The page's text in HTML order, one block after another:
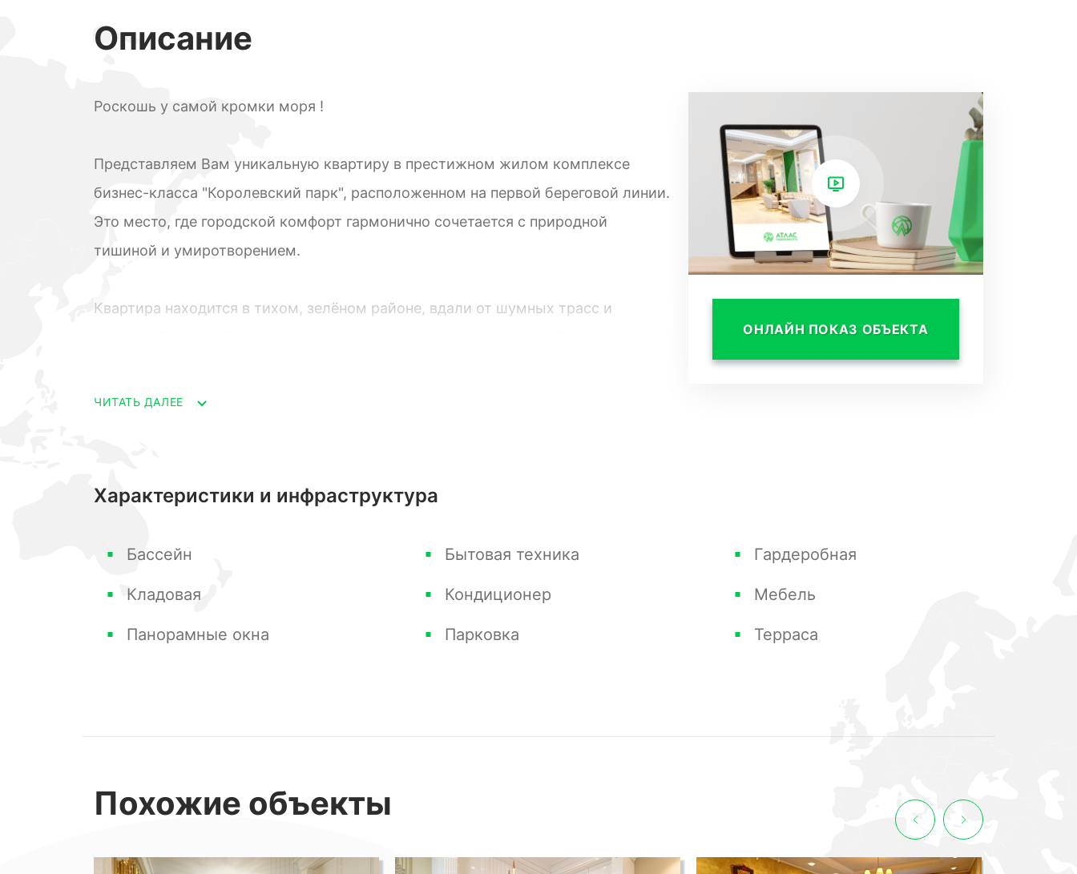
Описание
Роскошь у самой кромки моря !
Представляем Вам уникальную квартиру в престижном жилом комплексе
бизнес-класса "Королевский парк", расположенном на первой береговой линии.
Это место, где городской комфорт гармонично сочетается с природной
тишиной и умиротворением.
Квартира находится в тихом, зелёном районе, вдали от шумных трасс и
свежестью, а каждый рассвет — как картина.
Территория комплекса закрытая, с круглосуточной охраной, ландшафтным
Это не просто квартира — это стиль жизни у самого моря.
ЧИТАТЬ ДАЛЕЕ
ОНЛАЙН ПОКАЗ ОБЪЕКТА
Характеристики и инфраструктура
Бассейн Бытовая техника Гардеробная
Кладовая Кондиционер Мебель
Панорамные окна Парковка Терраса
Похожие объекты